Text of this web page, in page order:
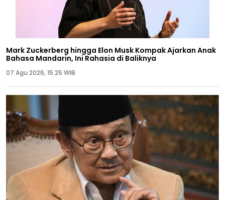
Mark Zuckerberg hingga Elon Musk Kompak Ajarkan Anak
Bahasa Mandarin, Ini Rahasia di Baliknya
07 Agu 2026, 15:25 WIB